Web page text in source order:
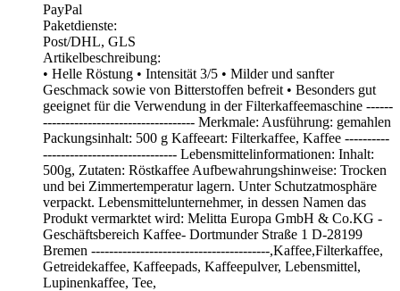
PayPal
Paketdienste:
Post/DHL, GLS
Artikelbeschreibung:
• Helle Röstung • Intensität 3/5 • Milder und sanfter
Geschmack sowie von Bitterstoffen befreit • Besonders gut
geeignet für die Verwendung in der Filterkaffeemaschine ------
---------------------------------- Merkmale: Ausführung: gemahlen
Packungsinhalt: 500 g Kaffeeart: Filterkaffee, Kaffee ----------
------------------------------ Lebensmittelinformationen: Inhalt:
500g, Zutaten: Röstkaffee Aufbewahrungshinweise: Trocken
und bei Zimmertemperatur lagern. Unter Schutzatmosphäre
verpackt. Lebensmittelunternehmer, in dessen Namen das
Produkt vermarktet wird: Melitta Europa GmbH & Co.KG -
Geschäftsbereich Kaffee- Dortmunder Straße 1 D-28199
Bremen ----------------------------------------,Kaffee,Filterkaffee,
Getreidekaffee, Kaffeepads, Kaffeepulver, Lebensmittel,
Lupinenkaffee, Tee,